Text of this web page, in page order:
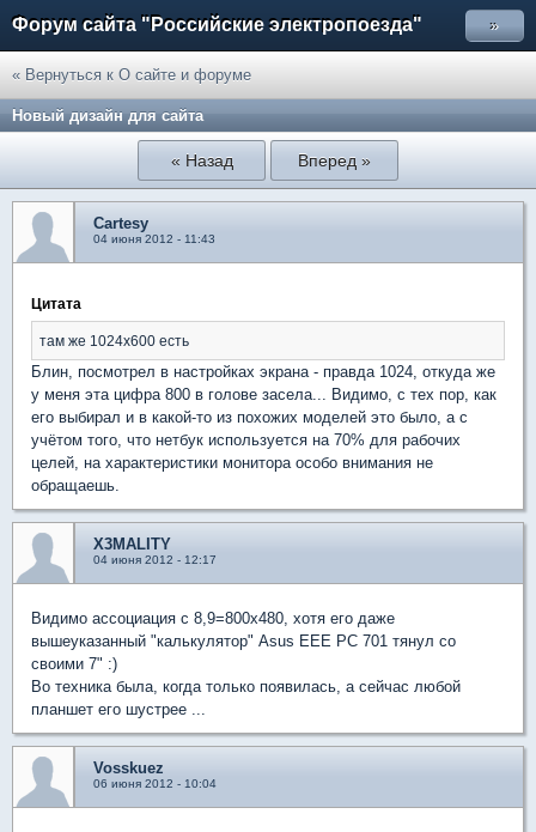
Форум сайта "Российские электропоезда" »
« Вернуться к О сайте и форуме
Новый дизайн для сайта
« Назад Вперед »
Cartesy
04 июня 2012 - 11:43
Цитата
там же 1024х600 есть
Блин, посмотрел в настройках экрана - правда 1024, откуда же
у меня эта цифра 800 в голове засела... Видимо, с тех пор, как
его выбирал и в какой-то из похожих моделей это было, а с
учётом того, что нетбук используется на 70% для рабочих
целей, на характеристики монитора особо внимания не
обращаешь.
X3MALITY
04 июня 2012 - 12:17
Видимо ассоциация с 8,9=800х480, хотя его даже
вышеуказанный "калькулятор" Asus EEE PC 701 тянул со
своими 7" :)
Во техника была, когда только появилась, а сейчас любой
планшет его шустрее ...
Vosskuez
06 июня 2012 - 10:04